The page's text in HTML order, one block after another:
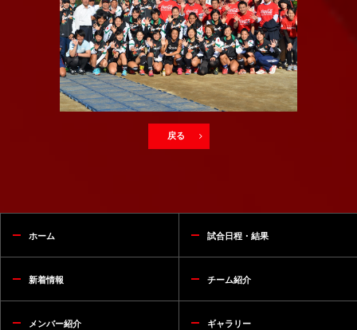
戻る
ホーム 試合日程・結果
新着情報 チーム紹介
メンバー紹介 ギャラリー